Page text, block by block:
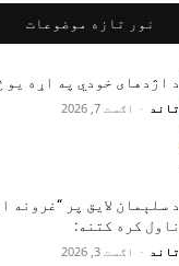
نور تازه موضوعات
د اژدهای خودي په اړه یو
تاند - اګست 7, 2026
د سلېمان لایق پر “غرونه
ناول کره کتنه:
تاند - اګست 3, 2026